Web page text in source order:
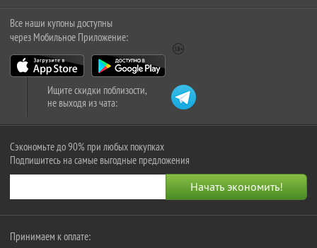
Все наши купоны доступны
через Мобильное Приложение:
Ищите скидки поблизости,
не выходя из чата:
Сэкономьте до 90% при любых покупках
Подпишитесь на самые выгодные предложения
Принимаем к оплате: